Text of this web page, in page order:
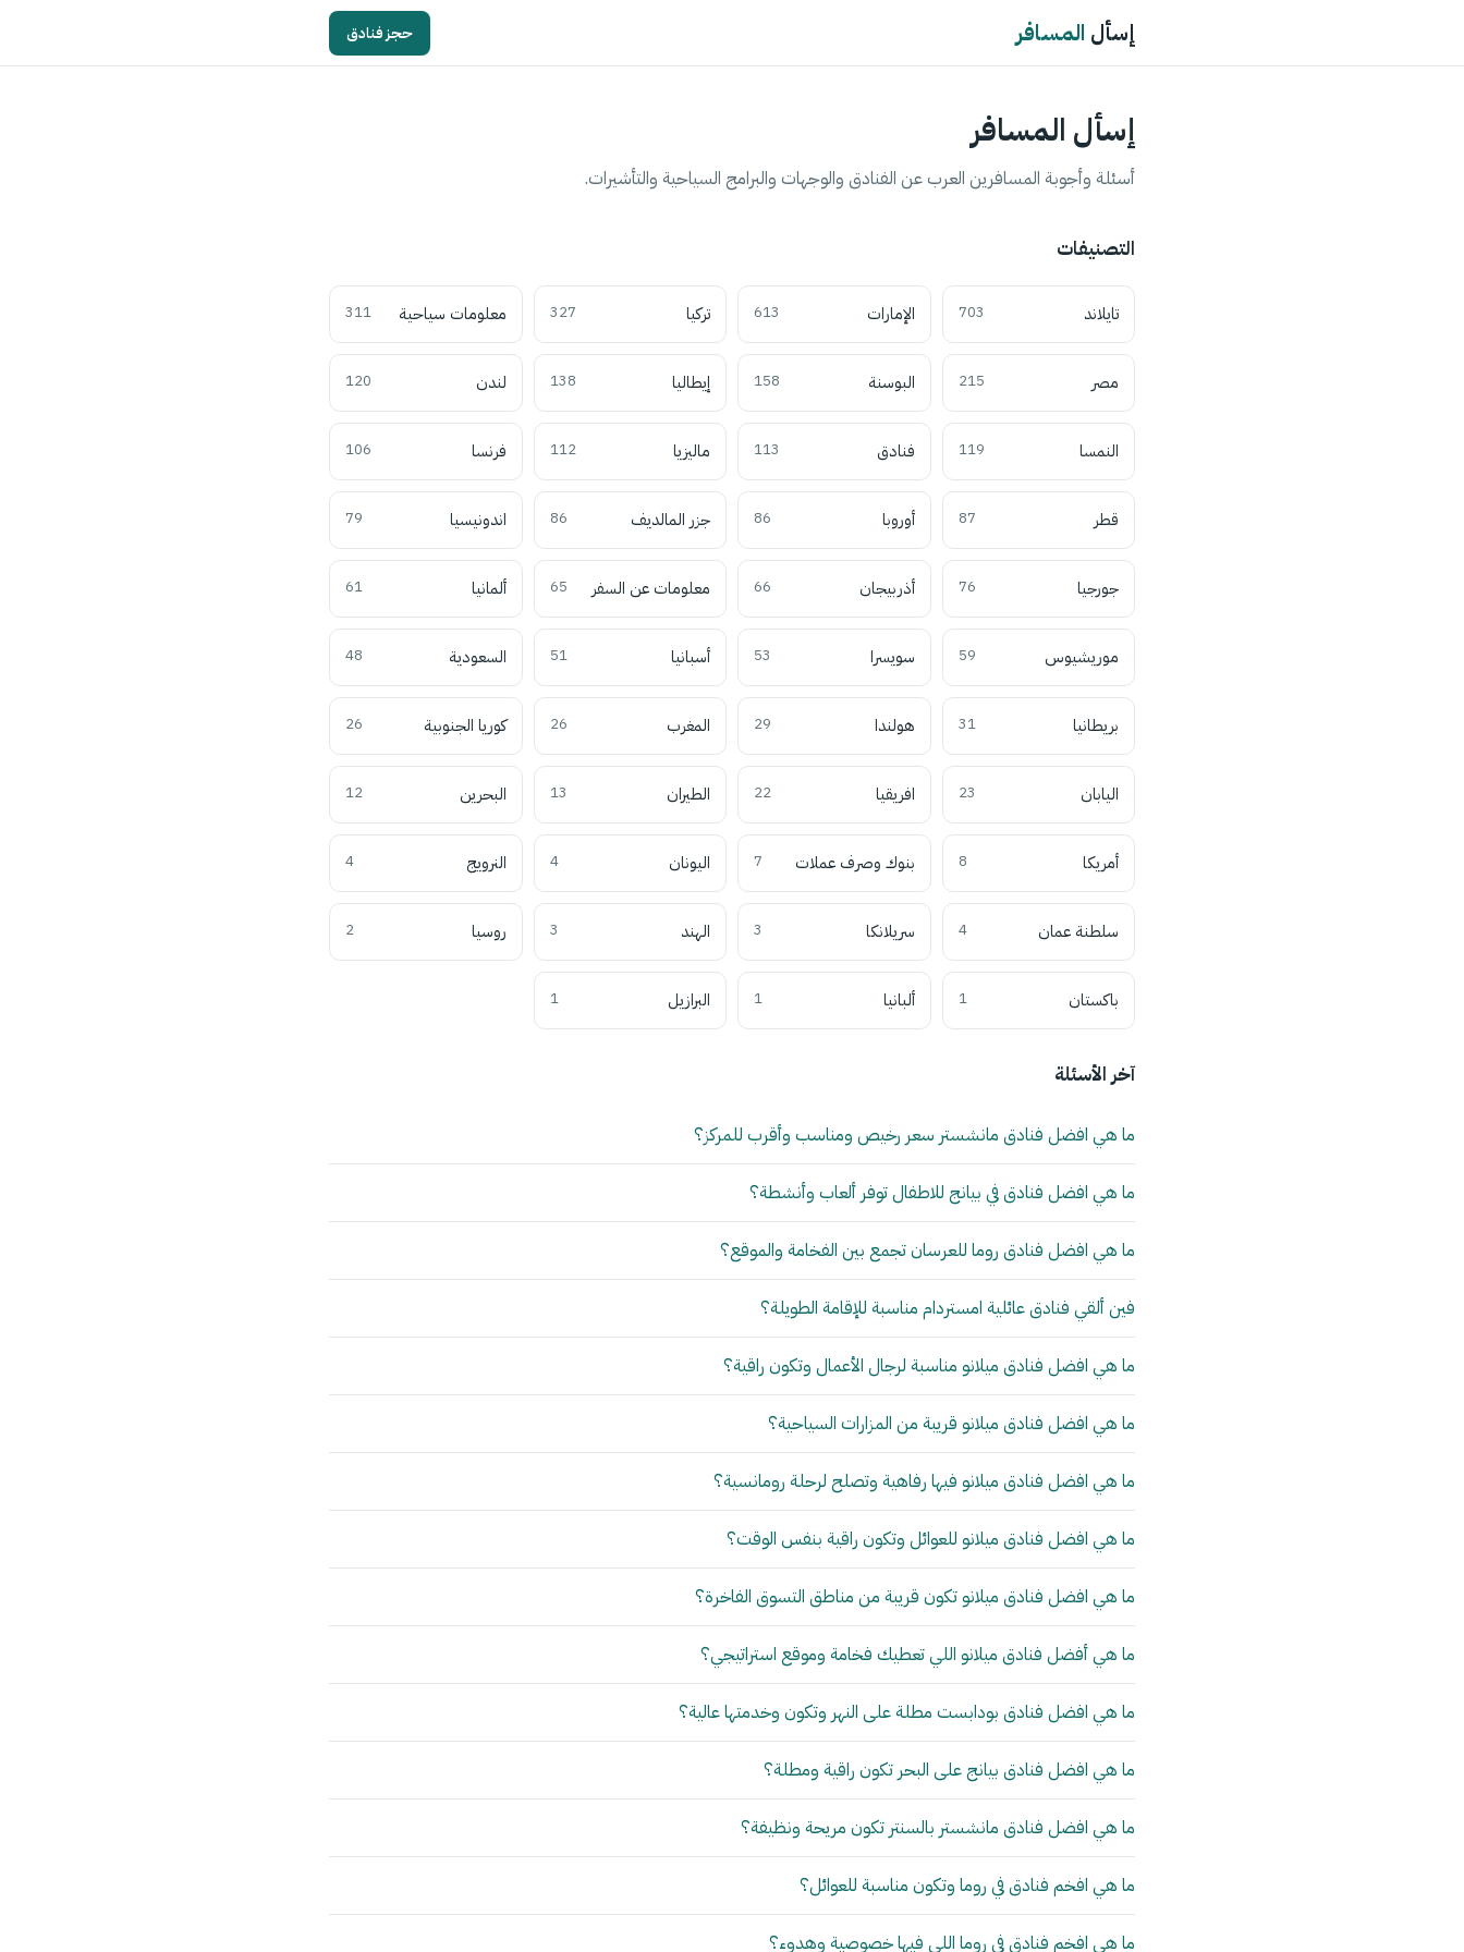
إسأل المسافر حجز فنادق
إسأل المسافر
أسئلة وأجوبة المسافرين العرب عن الفنادق والوجهات والبرامج السياحية والتأشيرات.
التصنيفات
تايلاند 703 الإمارات 613 تركيا 327 معلومات سياحية 311
مصر 215 البوسنة 158 إيطاليا 138 لندن 120
النمسا 119 فنادق 113 ماليزيا 112 فرنسا 106
قطر 87 أوروبا 86 جزر المالديف 86 اندونيسيا 79
جورجيا 76 أذربيجان 66 معلومات عن السفر 65 ألمانيا 61
موريشيوس 59 سويسرا 53 أسبانيا 51 السعودية 48
بريطانيا 31 هولندا 29 المغرب 26 كوريا الجنوبية 26
اليابان 23 افريقيا 22 الطيران 13 البحرين 12
أمريكا 8 بنوك وصرف عملات 7 اليونان 4 النرويج 4
سلطنة عمان 4 سريلانكا 3 الهند 3 روسيا 2
باكستان 1 ألبانيا 1 البرازيل 1
آخر الأسئلة
ما هي افضل فنادق مانشستر سعر رخيص ومناسب وأقرب للمركز؟
ما هي افضل فنادق في بيانج للاطفال توفر ألعاب وأنشطة؟
ما هي افضل فنادق روما للعرسان تجمع بين الفخامة والموقع؟
فين ألقي فنادق عائلية امستردام مناسبة للإقامة الطويلة؟
ما هي افضل فنادق ميلانو مناسبة لرجال الأعمال وتكون راقية؟
ما هي افضل فنادق ميلانو قريبة من المزارات السياحية؟
ما هي افضل فنادق ميلانو فيها رفاهية وتصلح لرحلة رومانسية؟
ما هي افضل فنادق ميلانو للعوائل وتكون راقية بنفس الوقت؟
ما هي افضل فنادق ميلانو تكون قريبة من مناطق التسوق الفاخرة؟
ما هي أفضل فنادق ميلانو اللي تعطيك فخامة وموقع استراتيجي؟
ما هي افضل فنادق بودابست مطلة على النهر وتكون وخدمتها عالية؟
ما هي افضل فنادق بيانج على البحر تكون راقية ومطلة؟
ما هي افضل فنادق مانشستر بالسنتر تكون مريحة ونظيفة؟
ما هي افخم فنادق في روما وتكون مناسبة للعوائل؟
ما هي افخم فنادق في روما اللي فيها خصوصية وهدوء؟